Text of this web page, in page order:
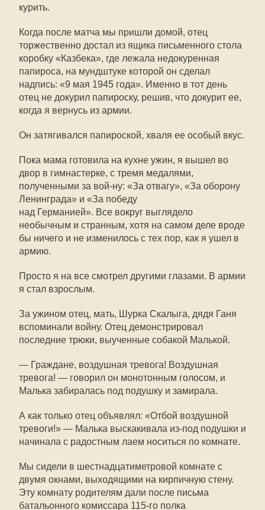
курить.
Когда после матча мы пришли домой, отец
торжественно достал из ящика письменного стола
коробку «Казбека», где лежала недокуренная
папироса, на мундштуке которой он сделал
надпись: «9 мая 1945 года». Именно в тот день
отец не докурил папироску, решив, что докурит ее,
когда я вернусь из армии.
Он затягивался папироской, хваля ее особый вкус.
Пока мама готовила на кухне ужин, я вышел во
двор в гимнастерке, с тремя медалями,
полученными за вой-ну: «За отвагу», «За оборону
Ленинграда» и «За победу
над Германией». Все вокруг выглядело
необычным и странным, хотя на самом деле вроде
бы ничего и не изменилось с тех пор, как я ушел в
армию.
Просто я на все смотрел другими глазами. В армии
я стал взрослым.
За ужином отец, мать, Шурка Скалыга, дядя Ганя
вспоминали войну. Отец демонстрировал
последние трюки, выученные собакой Малькой.
— Граждане, воздушная тревога! Воздушная
тревога! — говорил он монотонным голосом, и
Малька забиралась под подушку и замирала.
А как только отец объявлял: «Отбой воздушной
тревоги!» — Малька выскакивала из-под подушки и
начинала с радостным лаем носиться по комнате.
Мы сидели в шестнадцатиметровой комнате с
двумя окнами, выходящими на кирпичную стену.
Эту комнату родителям дали после письма
батальонного комиссара 115-го полка